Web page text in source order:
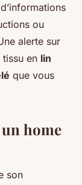
ou
alerte sur
en lin
que vous
home
son